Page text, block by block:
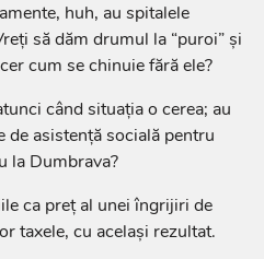
huh, au spitalele
să dăm drumul la “puroi” și
cum se chinuie fără ele?
când situația o cerea; au
asistență socială pentru
la Dumbrava?
ca preț al unei îngrijiri de
taxele, cu același rezultat.